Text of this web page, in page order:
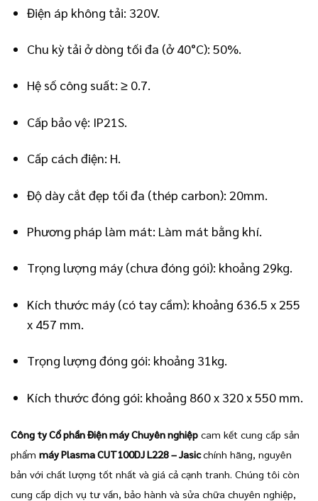
Điện áp không tải: 320V.
Chu kỳ tải ở dòng tối đa (ở 40°C): 50%.
Hệ số công suất: ≥ 0.7.
Cấp bảo vệ: IP21S.
Cấp cách điện: H.
Độ dày cắt đẹp tối đa (thép carbon): 20mm.
Phương pháp làm mát: Làm mát bằng khí.
Trọng lượng máy (chưa đóng gói): khoảng 29kg.
Kích thước máy (có tay cầm): khoảng 636.5 x 255
x 457 mm.
Trọng lượng đóng gói: khoảng 31kg.
Kích thước đóng gói: khoảng 860 x 320 x 550 mm.
Công ty Cổ phần Điện máy Chuyên nghiệp cam kết cung cấp sản
phẩm máy Plasma CUT100DJ L228 – Jasicchính hãng, nguyên
bản với chất lượng tốt nhất và giá cả cạnh tranh. Chúng tôi còn
cung cấp dịch vụ tư vấn, bảo hành và sửa chữa chuyên nghiệp,